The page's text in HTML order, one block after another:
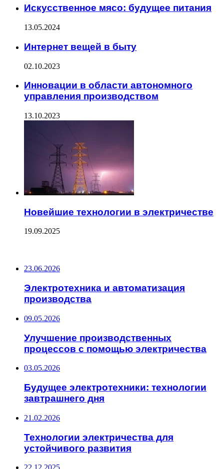
Искусственное мясо: будущее питания
13.05.2024
Интернет вещей в быту
02.10.2023
Инновации в области автономного
управления производством
13.10.2023
Новейшие технологии в электричестве
19.09.2025
23.06.2026
Электротехника и автоматизация
производства
09.05.2026
Улучшение производственных
процессов с помощью электричества
03.05.2026
Будущее электротехники: технологии
завтрашнего дня
21.02.2026
Технологии электричества для
устойчивого развития